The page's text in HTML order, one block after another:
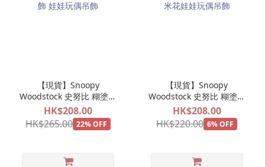
【現貨】Snoopy
Woodstock 史努比 糊塗塌
客 遊樂場系列 旋轉木馬公
仔掛飾 娃娃玩偶吊飾
HK$208.00
HK$265.00 22% OFF
【現貨】Snoopy
Woodstock 史努比 糊塗塌
客 遊樂場系列 爆谷公仔掛
飾 爆米花娃娃玩偶吊飾
HK$208.00
HK$220.00 6% OFF